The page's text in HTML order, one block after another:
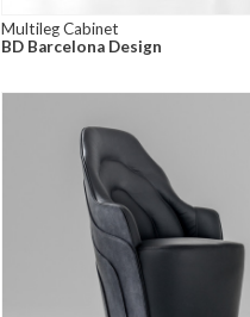
Multileg Cabinet
BD Barcelona Design